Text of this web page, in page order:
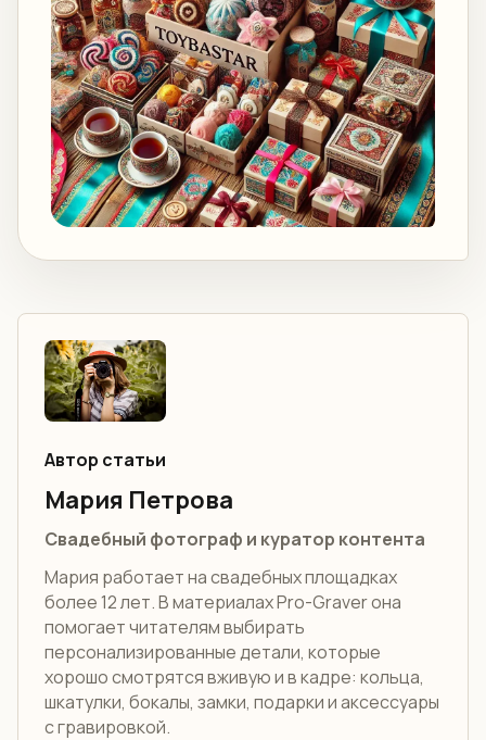
Автор статьи
Мария Петрова
Свадебный фотограф и куратор контента
Мария работает на свадебных площадках
более 12 лет. В материалах Pro-Graver она
помогает читателям выбирать
персонализированные детали, которые
хорошо смотрятся вживую и в кадре: кольца,
шкатулки, бокалы, замки, подарки и аксессуары
с гравировкой.